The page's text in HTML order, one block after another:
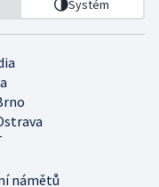
Systém
námětů